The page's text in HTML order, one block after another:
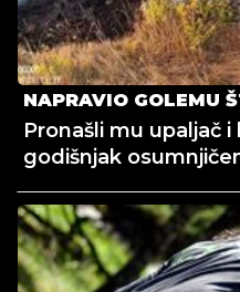
NAPRAVIO GOLEMU
Pronašli mu upaljač
godišnjak